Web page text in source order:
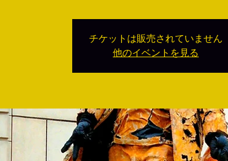
チケットは販売されていません
他のイベントを見る